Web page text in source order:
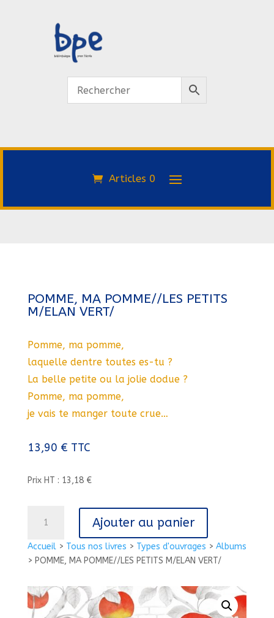
Articles 0
Accueil> Tous nos livres > Types d'ouvrages > Albums
> POMME, MA POMME//LES PETITS M/ELAN VERT/
POMME, MA POMME//LES PETITS
M/ELAN VERT/
Pomme, ma pomme,
laquelle dentre toutes es-tu ?
La belle petite ou la jolie dodue ?
Pomme, ma pomme,
je vais te manger toute crue…
13,90 € TTC
Prix HT : 13,18 €
POMME,
MA
M/ELAN
VERT/
Ajouter au panier